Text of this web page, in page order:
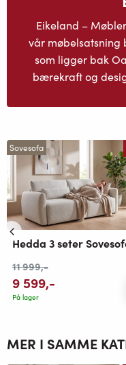
Eikeland –
vår møbelsatsning
som ligger bak
bærekraft og
Sovesofa
Hedda 3 seter
11 999,-
9 599,-
På lager
MER I SAMME